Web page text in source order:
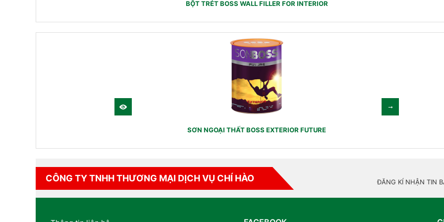
BỘT TRÉT BOSS WALL FILLER FOR INTERIOR
SƠN NGOẠI THẤT BOSS EXTERIOR FUTURE
CÔNG TY TNHH THƯƠNG MẠI DỊCH VỤ CHÍ HÀO ĐĂNG KÍ NHẬN TIN